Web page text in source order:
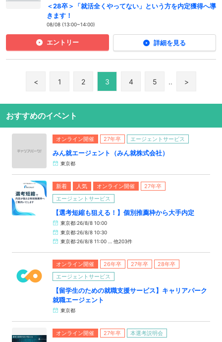
＜28卒＞「就活全くやってない」という方を内定獲得へ導
きます！
08/08 (13:00~14:00)
エントリー 詳細を見る
< 1 2 3 4 5 .. >
おすすめのイベント
オンライン開催 27年卒 エージェントサービス
みん就エージェント（みん就株式会社）
東京都
新着 人気 オンライン開催
27年卒
エージェントサービス
【選考短縮も狙える！】個別推薦枠から大手内定
東京都:26/8/8 10:00
東京都:26/8/8 10:30
東京都:26/8/8 11:00 … 他203件
オンライン開催 26年卒 27年卒
28年卒
エージェントサービス
【留学生のための就職支援サービス】キャリアパーク
就職エージェント
東京都
オンライン開催 27年卒 本選考説明会